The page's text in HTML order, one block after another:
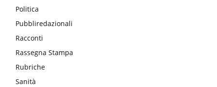
Politica
Pubbliredazionali
Racconti
Rassegna Stampa
Rubriche
Sanità